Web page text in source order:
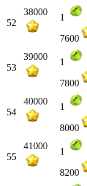
52
38000
1
7600
53
39000
1
7800
54
40000
1
8000
55
41000
1
8200